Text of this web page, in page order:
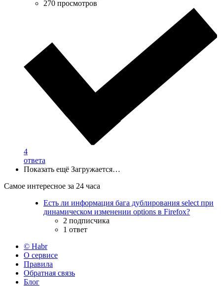
270 просмотров
4
ответа
Показать ещё Загружается…
Самое интересное за 24 часа
Есть ли информация бага дублирования select при
динамическом изменении options в Firefox?
2 подписчика
1 ответ
© Habr
О сервисе
Правила
Обратная связь
Блог